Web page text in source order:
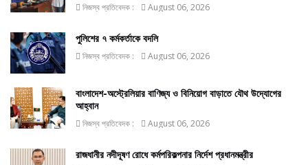
নিজস্ব প্রতিবেদক : August 06, 2026
পুলিশের ৭ কর্মকর্তাকে বদলি
নিজস্ব প্রতিবেদক : August 06, 2026
বাংলাদেশ-অস্ট্রেলিয়ার বাণিজ্য ও বিনিয়োগ বাড়াতে যৌথ উদ্যোগের
আহ্বান
নিজস্ব প্রতিবেদক : August 06, 2026
রাজধানীর নদীদূষণ রোধে কর্মপরিকল্পনার নির্দেশ প্রধানমন্ত্রীর